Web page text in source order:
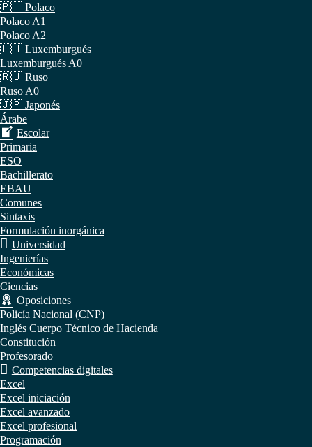
🇵🇱 Polaco
Polaco A1
Polaco A2
🇱🇺 Luxemburgués
Luxemburgués A0
🇷🇺 Ruso
Ruso A0
🇯🇵 Japonés
Árabe
Escolar
Primaria
ESO
Bachillerato
EBAU
Comunes
Sintaxis
Formulación inorgánica
Universidad
Ingenierías
Económicas
Ciencias
Oposiciones
Policía Nacional (CNP)
Inglés Cuerpo Técnico de Hacienda
Constitución
Profesorado
Competencias digitales
Excel
Excel iniciación
Excel avanzado
Excel profesional
Programación